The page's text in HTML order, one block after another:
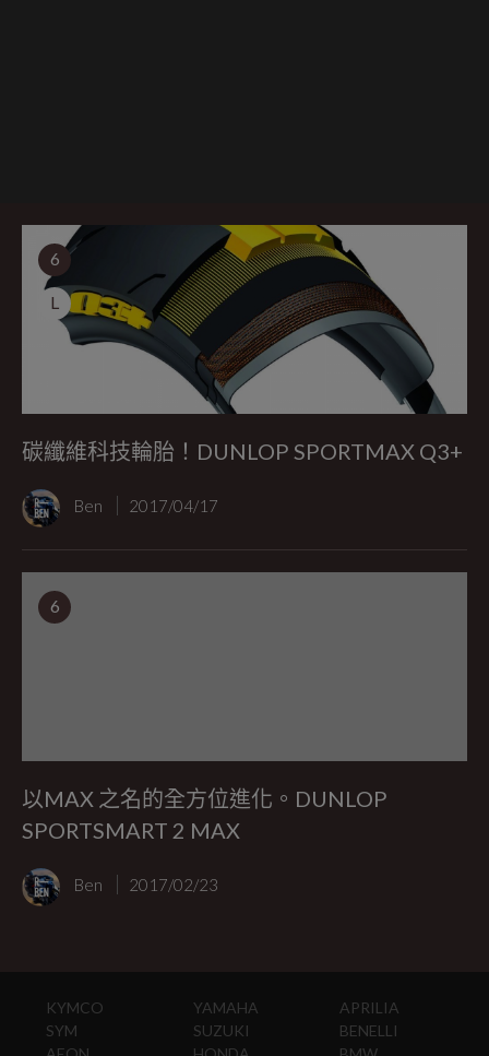
6
L
碳纖維科技輪胎！DUNLOP SPORTMAX Q3+
Ben 2017/04/17
6
以MAX 之名的全方位進化。DUNLOP
SPORTSMART 2 MAX
Ben 2017/02/23
KYMCO
SYM
YAMAHA
SUZUKI
APRILIA
BENELLI